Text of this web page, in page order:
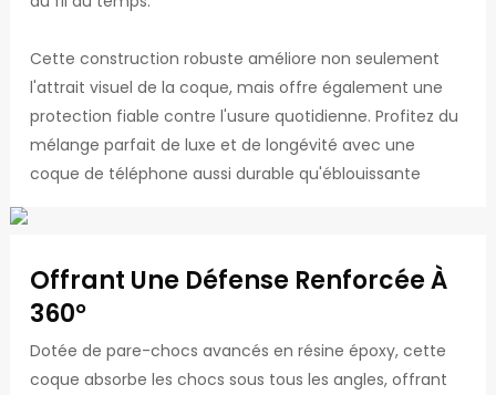
Cette construction robuste améliore non seulement
l'attrait visuel de la coque, mais offre également une
protection fiable contre l'usure quotidienne. Profitez du
mélange parfait de luxe et de longévité avec une
coque de téléphone aussi durable qu'éblouissante
Offrant Une Défense Renforcée À
360°
Dotée de pare-chocs avancés en résine époxy, cette
coque absorbe les chocs sous tous les angles, offrant